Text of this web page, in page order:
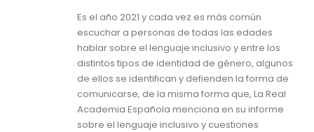
Es el año 2021 y cada vez es más común
escuchar a personas de todas las edades
hablar sobre el lenguaje inclusivo y entre los
distintos tipos de identidad de género, algunos
de ellos se identifican y defienden la forma de
comunicarse, de la misma forma que, La Real
Academia Española menciona en su informe
sobre el lenguaje inclusivo y cuestiones